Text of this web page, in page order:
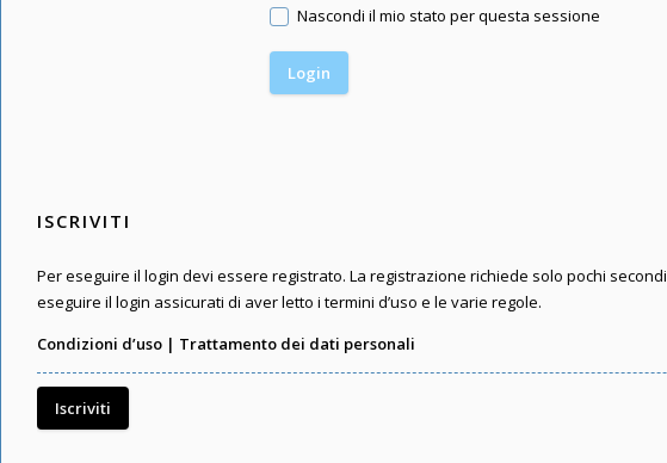
Nascondi il mio stato per questa sessione
ISCRIVITI
Per eseguire il login devi essere registrato. La registrazione richiede solo pochi
eseguire il login assicurati di aver letto i termini d’uso e le varie regole.
Condizioni d’uso | Trattamento dei dati personali
Iscriviti